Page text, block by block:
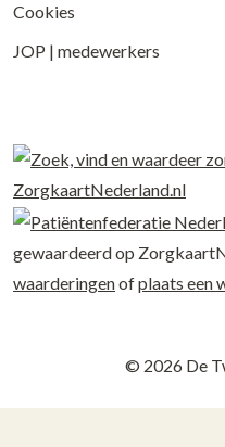
Cookies
JOP | medewerkers
gewaardeerd op
waarderingenofplaats een
© 2026 De